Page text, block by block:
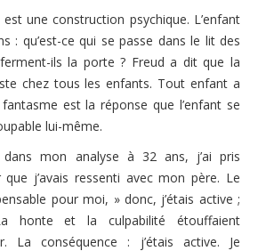
une construction psychique. L’enfant
: qu’est-ce qui se passe dans le lit des
ils la porte ? Freud a dit que la
chez tous les enfants. Tout enfant a
est la réponse que l’enfant se
lui-même.
mon analyse à 32 ans, j’ai pris
j’avais ressenti avec mon père. Le
pour moi, » donc, j’étais active ;
honte et la culpabilité étouffaient
La conséquence : j’étais active. Je